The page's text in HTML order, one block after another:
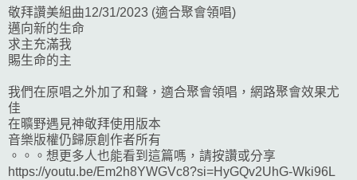
敬拜讚美組曲12/31/2023 (適合聚會領唱)
邁向新的生命
求主充滿我
賜生命的主
我們在原唱之外加了和聲，適合聚會領唱，網路聚會效果尤
佳
在曠野遇見神敬拜使用版本
音樂版權仍歸原創作者所有
。。。想更多人也能看到這篇嗎，請按讚或分享
https://youtu.be/Em2h8YWGVc8?si=HyGQv2UhG-Wki96L